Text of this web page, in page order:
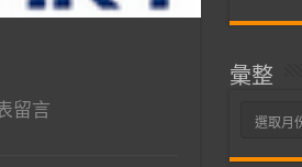
留言
彙整
彙